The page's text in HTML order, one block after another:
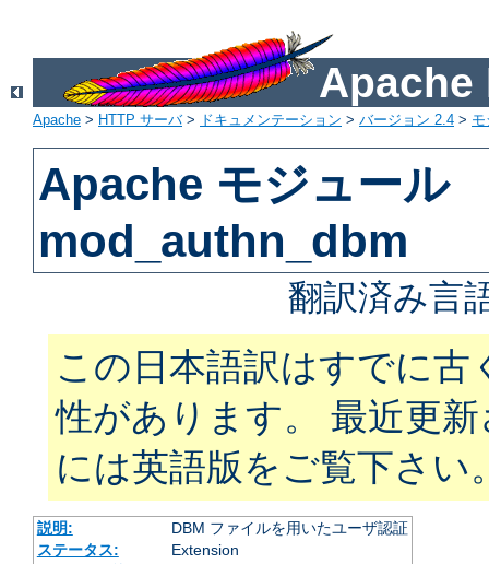
Apache
Apache > HTTP サーバ> ドキュメンテーション > バージョン 2.4 >
Apache モジュール
mod_authn_dbm
翻訳済み言
この日本語訳はすでに古
性があります。 最近更
には英語版をご覧下さい
説明:
DBM ファイルを用いたユーザ認証
ステータス:
Extension